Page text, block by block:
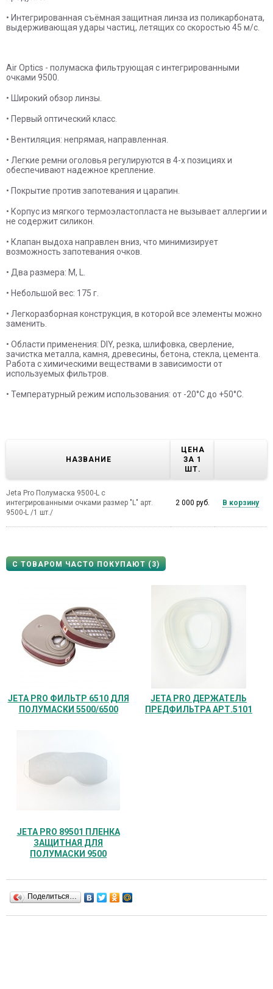
• Интегрированная съёмная защитная линза из поликарбоната,
выдерживающая удары частиц, летящих со скоростью 45 м/с.
Air Optics - полумаска фильтрующая с интегрированными
очками 9500.
• Широкий обзор линзы.
• Первый оптический класс.
• Вентиляция: непрямая, направленная.
• Легкие ремни оголовья регулируются в 4-х позициях и
обеспечивают надежное крепление.
• Покрытие против запотевания и царапин.
• Корпус из мягкого термоэластопласта не вызывает аллергии и
не содержит силикон.
• Клапан выдоха направлен вниз, что минимизирует
возможность запотевания очков.
• Два размера: M, L.
• Небольшой вес: 175 г.
• Легкоразборная конструкция, в которой все элементы можно
заменить.
• Области применения: DIY, резка, шлифовка, сверление,
зачистка металла, камня, древесины, бетона, стекла, цемента.
Работа с химическими веществами в зависимости от
используемых фильтров.
• Температурный режим использования: от -20°С до +50°С.
НАЗВАНИЕ
ЦЕНА
ЗА 1
ШТ.
Jeta Pro Полумаска 9500-L с
интегрированными очками размер "L" арт.
9500-L /1 шт./
2 000 руб. В корзину
С ТОВАРОМ ЧАСТО ПОКУПАЮТ (3)
JETA PRO ФИЛЬТР 6510 ДЛЯ
ПОЛУМАСКИ 5500/6500
JETA PRO ДЕРЖАТЕЛЬ
ПРЕДФИЛЬТРА АРТ.5101
JETA PRO 89501 ПЛЕНКА
ЗАЩИТНАЯ ДЛЯ
ПОЛУМАСКИ 9500
Поделиться…